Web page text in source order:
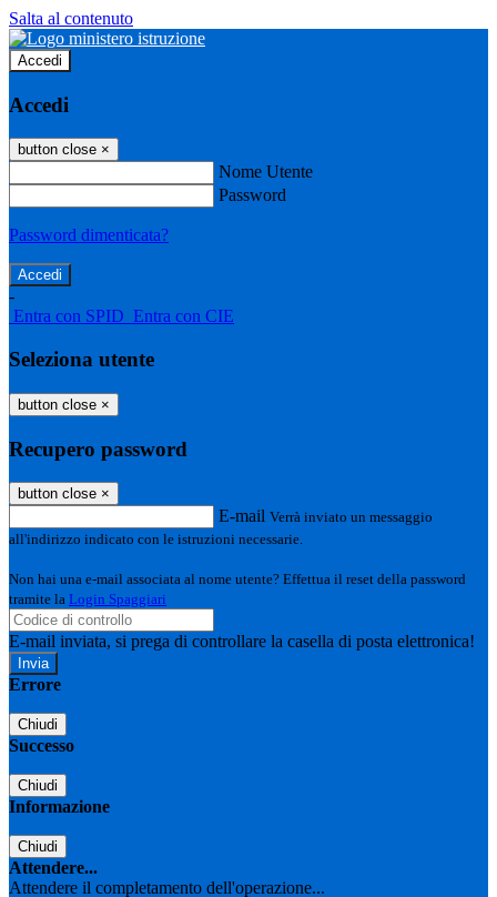
Salta al contenuto
Accedi
Accedi
button close ×
Nome Utente
Password
Password dimenticata?
-
Entra con SPID Entra con CIE
Seleziona utente
button close ×
Recupero password
button close ×
E-mail Verrà inviato un messaggio
all'indirizzo indicato con le istruzioni necessarie.
Non hai una e-mail associata al nome utente? Effettua il reset della password
tramite la Login Spaggiari
E-mail inviata, si prega di controllare la casella di posta elettronica!
Errore
Chiudi
Successo
Chiudi
Informazione
Chiudi
Attendere...
Attendere il completamento dell'operazione...